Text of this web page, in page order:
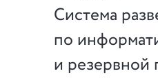
Система
по
и резервной